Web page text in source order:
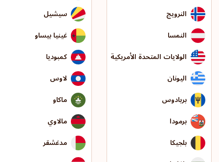
النرويج
النمسا
الولايات المتحدة الأمريكية
اليونان
بربادوس
برمودا
بلجيكا
سيشيل
غينيا بيساو
كمبوديا
لاوس
ماكاو
مالاوي
مدغشقر